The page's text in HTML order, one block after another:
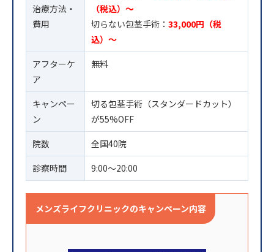
治療方法・
費用
（税込）〜
切らない包茎手術： 33,000円（税
込）〜
アフターケ
ア
無料
キャンペー
ン
切る包茎手術（スタンダードカット）
が55%OFF
院数
全国40院
診察時間
9:00〜20:00
メンズライフクリニックのキャンペーン内容